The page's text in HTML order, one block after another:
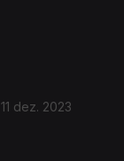
11 dez. 2023